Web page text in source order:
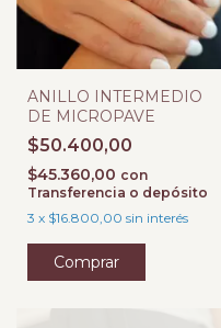
ANILLO INTERMEDIO
DE MICROPAVE
$50.400,00
$45.360,00 con
Transferencia o depósito
3 x $16.800,00 sin interés
Comprar